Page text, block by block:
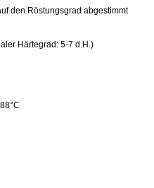
den Röstungsgrad abgestimmt
Härtegrad: 5-7 d.H.)